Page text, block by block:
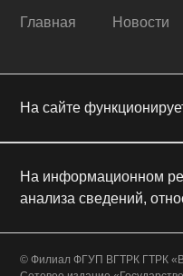
Главная Новости
На сайте
На информационном
анализа сведений,
© Филиал ФГУП ВГТРК ГТРК